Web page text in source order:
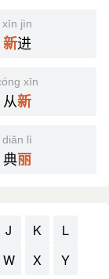
xīn jìn
新进
xīn
从新
diǎn lì
典丽
J K
L
W X Y